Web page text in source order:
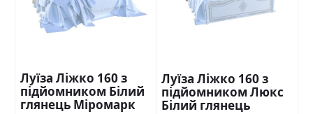
Луїза Ліжко 160 з
підйомником Білий
глянець Міромарк
Луїза Ліжко 160 з
підйомником Люкс
Білий глянець